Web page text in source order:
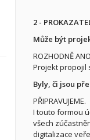
2 -
Může být
ROZHODNĚ
Projekt propojil
Byly, či jsou
PŘIPRAVUJEME.
I touto formou
všech
digitalizace